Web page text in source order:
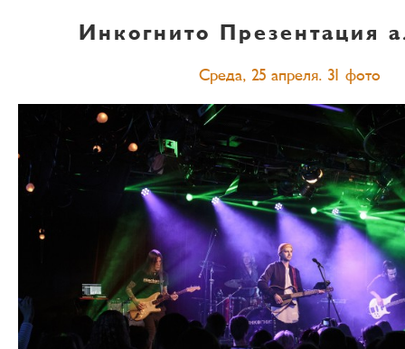
Инкогнито Презентация
Среда, 25 апреля. 31 фото